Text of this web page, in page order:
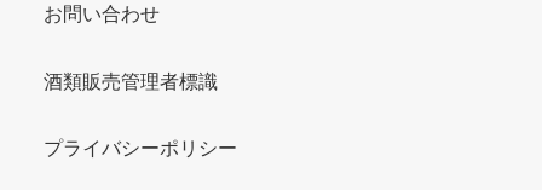
お問い合わせ
酒類販売管理者標識
プライバシーポリシー